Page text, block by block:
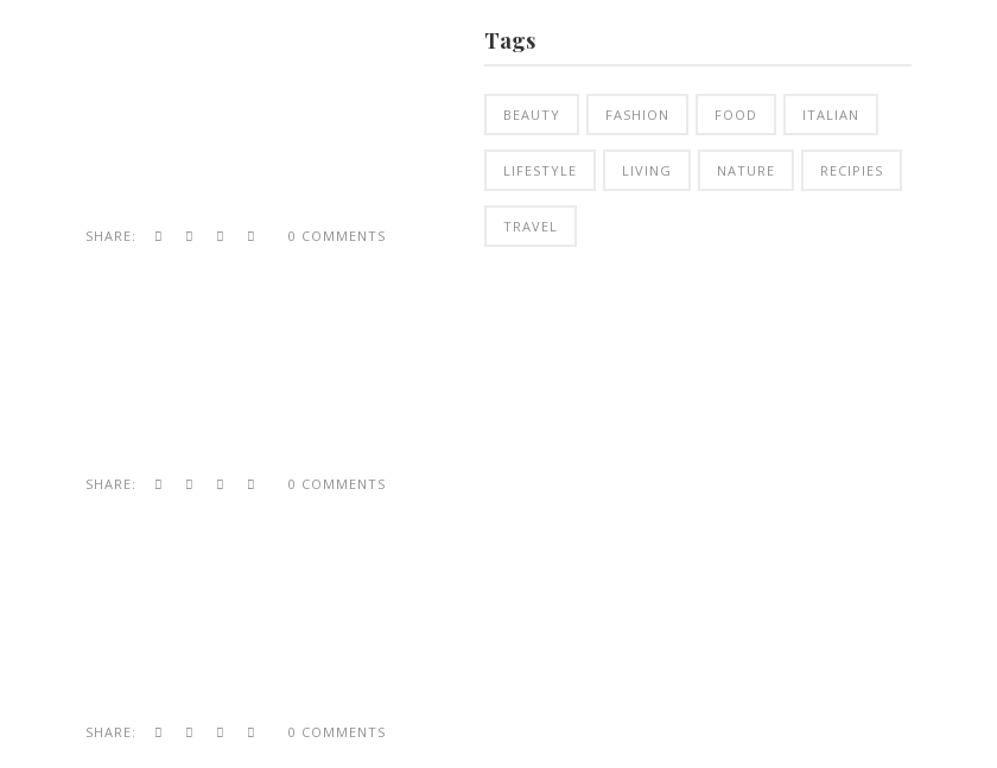
SHARE: 0 COMMENTS
SHARE: 0 COMMENTS
SHARE: 0 COMMENTS
Tags
BEAUTY FASHION FOOD ITALIAN
LIFESTYLE LIVING NATURE RECIPIES
TRAVEL